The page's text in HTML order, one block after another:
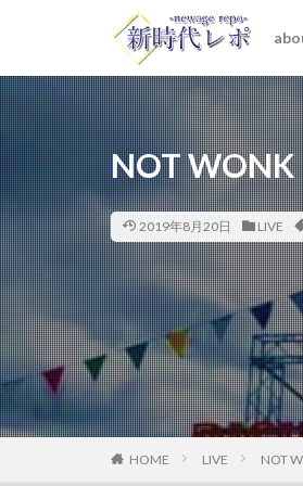
ラ
プ
免
NOT
2019年8月20日 LIVE
HOME LIVE NOT